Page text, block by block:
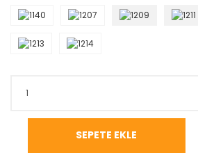
SEPETE EKLE